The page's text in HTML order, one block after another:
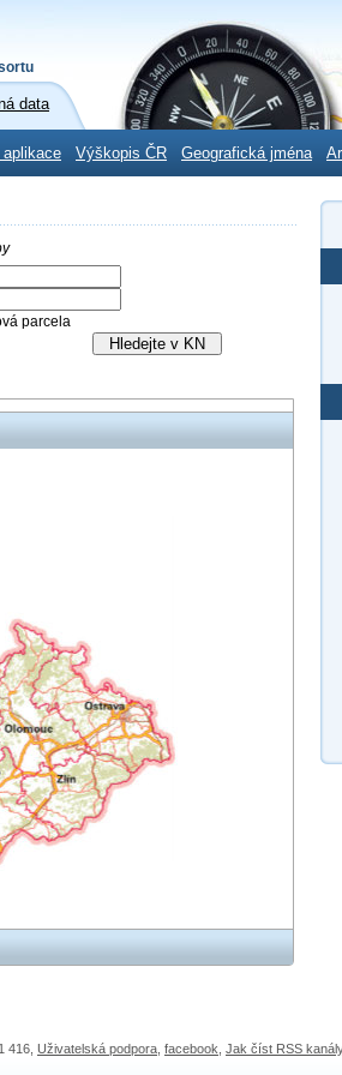
data
Výškopis ČR Geografická jména
parcela
416, Uživatelská podpora facebook Jak číst RSS